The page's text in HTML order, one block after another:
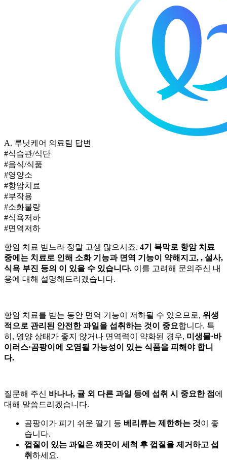
A. 루닛케어 의료팀 답변
#식습관/식단
#음식/식품
#영양소
#항암치료
#부작용
#소화불량
#식욕저하
#면역저하
항암 치료 받느라 정말 고생 많으시죠. 4기 복막로 항암 치료
중에는 치료로 인해 소화 기능과 면역 기능이 약해지고, , 설사,
식욕 부진 등의 이 있을 수 있습니다. 이를 고려해 문의주신 내
용에 대해 설명해드리겠습니다.
항암 치료를 받는 동안 면역 기능이 저하될 수 있으므로, 위생
적으로 관리된 안전한 과일을 섭취하는 것이 중요합니다. 특
히, 영양 상태가 좋지 않거나 면역력이 약화된 경우, 미생물·바
이러스·곰팡이에 오염될 가능성이 있는 식품을 피해야 합니
다.
질문해 주신 바나나, 귤 외 다른 과일 등에 섭취 시 중요한 점 에
대해 말씀드리겠습니다.
곰팡이가 피기 쉬운 딸기 등 베리류는 제한하는 것이 좋
습니다.
껍질이 있는 과일은 깨끗이 세척 후 껍질을 제거하고 섭
취 하세요.